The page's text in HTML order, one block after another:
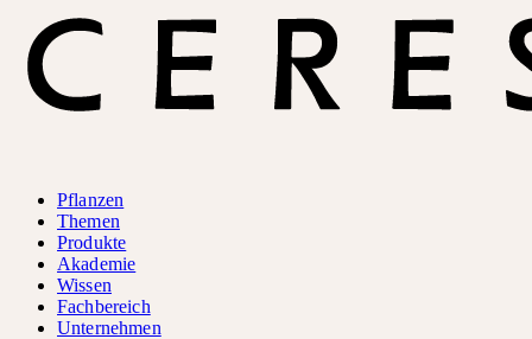
Pflanzen
Themen
Produkte
Akademie
Wissen
Fachbereich
Unternehmen